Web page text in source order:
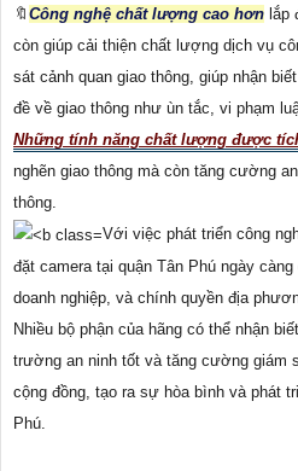
🔖 Công nghệ chất lượng cao hơn lắp
còn giúp cải thiện chất lượng dịch vụ
sát cảnh quan giao thông, giúp nhận
đề về giao thông như ùn tắc, vi phạm
Những tính năng chất lượng được
nghẽn giao thông mà còn tăng cường
thông.
Với việc phát triển công
đặt camera tại quận Tân Phú ngày
doanh nghiệp, và chính quyền địa
Nhiều bộ phận của hãng có thể nhận
trường an ninh tốt và tăng cường giám
cộng đồng, tạo ra sự hòa bình và phát
Phú.